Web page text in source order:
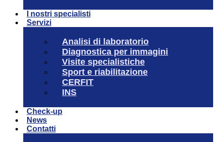
I nostri specialisti
Servizi
Analisi di laboratorio
Diagnostica per immagini
Visite specialistiche
Sport e riabilitazione
CERFIT
INS
Check-up
News
Contatti